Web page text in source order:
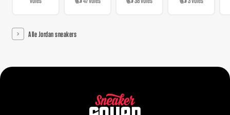
Alle Jordan sneakers